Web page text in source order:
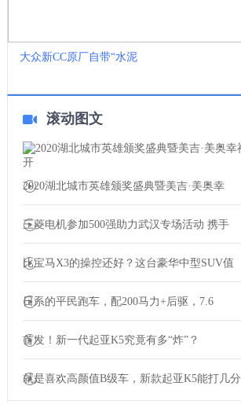
大众新CC原厂自带“水泥
滚动图文
2020湖北城市英雄颁奖盛典暨美吉·美奥幸
三菱电机参加500强助力武汉专场活动 携手
比宝马X3的操控还好？这台豪华中型SUV值
日系的平民跑车，配200马力+后驱，7.6
首发！新一代起亚K5究竟有多“炸”？
就是喜欢高颜值B级车，新款起亚K5能打几分